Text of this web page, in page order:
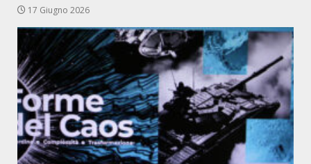
17 Giugno 2026